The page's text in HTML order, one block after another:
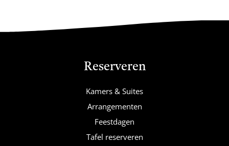
Reserveren
Kamers & Suites
Arrangementen
Feestdagen
Tafel reserveren